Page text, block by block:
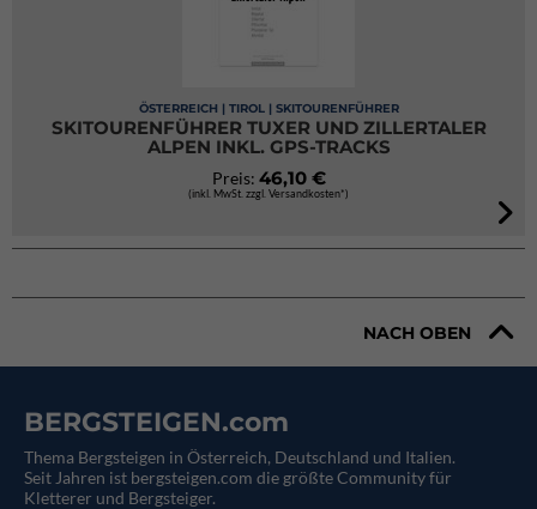
ÖSTERREICH | TIROL | SKITOURENFÜHRER
SKITOURENFÜHRER TUXER UND ZILLERTALER
ALPEN INKL. GPS-TRACKS
Preis: 46,10 €
(inkl. MwSt. zzgl. Versandkosten*)
NACH OBEN
BERGSTEIGEN.com
Thema Bergsteigen in Österreich, Deutschland und Italien.
Seit Jahren ist bergsteigen.com die größte Community für
Kletterer und Bergsteiger.